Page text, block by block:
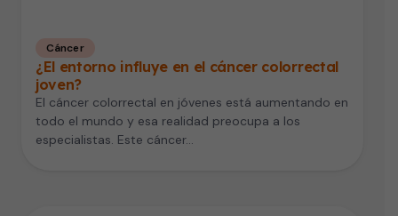
Cáncer
¿El entorno influye en el cáncer colorrectal
joven?
El cáncer colorrectal en jóvenes está aumentando en
todo el mundo y esa realidad preocupa a los
especialistas. Este cáncer…